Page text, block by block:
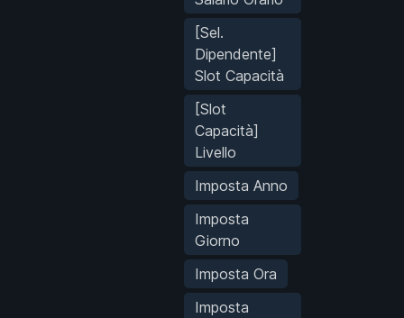
[Sel.
Dipendente]
Slot Capacità
[Slot
Capacità]
Livello
Imposta Anno
Imposta
Giorno
Imposta Ora
Imposta